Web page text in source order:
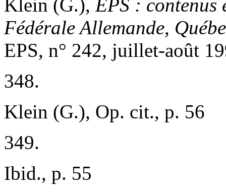
Klein (G.), EPS : contenus
Fédérale Allemande,
EPS, n° 242, juillet-août
348.
Klein (G.), Op. cit., p. 56
349.
Ibid., p. 55